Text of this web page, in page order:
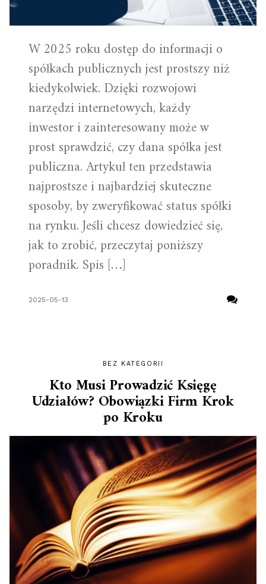
W 2025 roku dostęp do informacji o
spółkach publicznych jest prostszy niż
kiedykolwiek. Dzięki rozwojowi
narzędzi internetowych, każdy
inwestor i zainteresowany może w
prost sprawdzić, czy dana spółka jest
publiczna. Artykuł ten przedstawia
najprostsze i najbardziej skuteczne
sposoby, by zweryfikować status spółki
na rynku. Jeśli chcesz dowiedzieć się,
jak to zrobić, przeczytaj poniższy
poradnik. Spis […]
2025-05-13
BEZ KATEGORII
Kto Musi Prowadzić Księgę
Udziałów? Obowiązki Firm Krok
po Kroku